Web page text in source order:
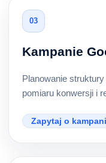
03
Kampanie
Planowanie
pomiaru konwersji i
Zapytaj o